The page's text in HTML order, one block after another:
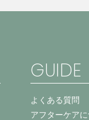
GUIDE
よくある質問
アフターケア